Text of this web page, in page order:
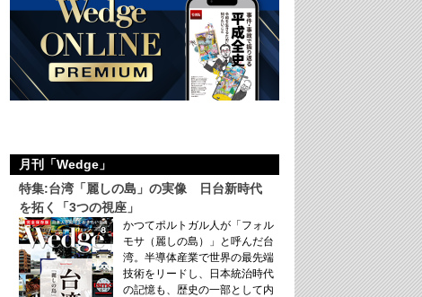
月刊「Wedge」
特集:台湾「麗しの島」の実像 日台新時代
を拓く「3つの視座」
かつてポルトガル人が「フォル
モサ（麗しの島）」と呼んだ台
湾。半導体産業で世界の最先端
技術をリードし、日本統治時代
の記憶も、歴史の一部として内